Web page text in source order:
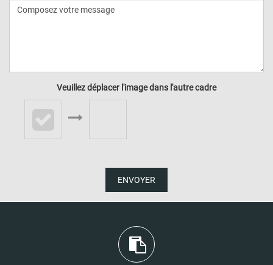
Veuillez déplacer l'image dans l'autre cadre
ENVOYER